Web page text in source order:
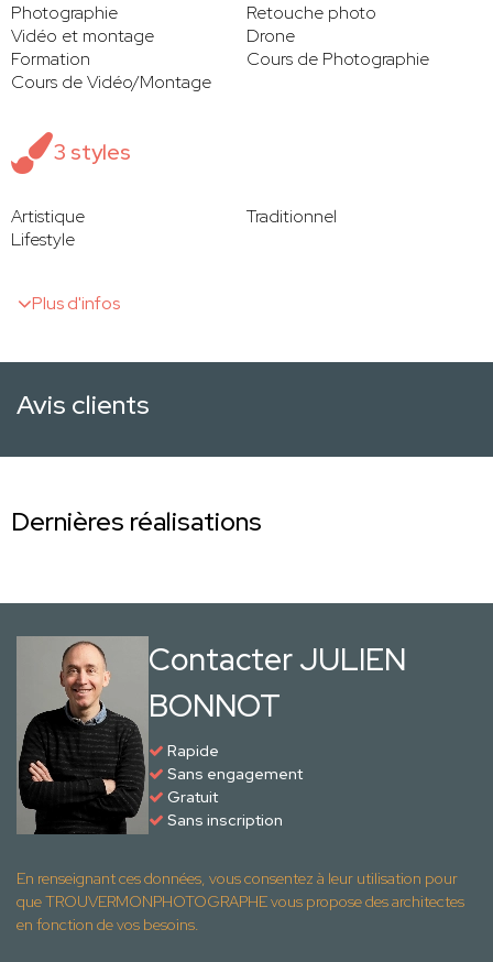
Photographie
Retouche photo
Vidéo et montage
Drone
Formation
Cours de Photographie
Cours de Vidéo/Montage
3 styles
Artistique
Traditionnel
Lifestyle
Plus d'infos
Avis clients
Dernières réalisations
Contacter JULIEN
BONNOT
Rapide
Sans engagement
Gratuit
Sans inscription
En renseignant ces données, vous consentez à leur utilisation pour
que TROUVERMONPHOTOGRAPHE vous propose des architectes
en fonction de vos besoins.